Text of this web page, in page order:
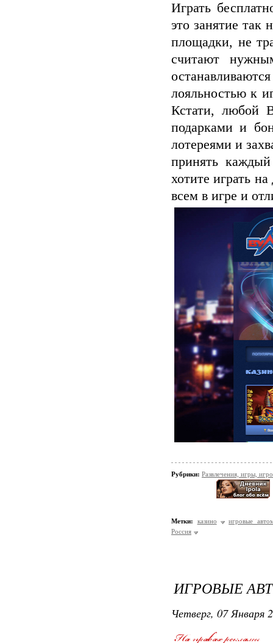
Играть
это занятие так
площадки, не
считают
лояльностью к
Кстати, любой
подарками и
лотереями и
принять
хотите играть
всем в игре и
Рубрики: Развлечения, игры,
Метки: казино
игровые
Россия
ИГРОВЫЕ
Четверг, 07 Января